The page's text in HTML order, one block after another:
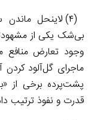
(۴) لاینحل
بی‌‌‌شک یکی از
وجود تعارض منافع
ماجرای گل‌‌‌آلود کردن
پشت‌‌‌پرده برخی از
قدرت و نفوذ ترتیب